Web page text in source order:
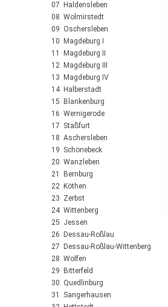
07 Haldensleben
08 Wolmirstedt
09 Oschersleben
10 Magdeburg I
11 Magdeburg II
12 Magdeburg III
13 Magdeburg IV
14 Halberstadt
15 Blankenburg
16 Wernigerode
17 Staßfurt
18 Aschersleben
19 Schönebeck
20 Wanzleben
21 Bernburg
22 Köthen
23 Zerbst
24 Wittenberg
25 Jessen
26 Dessau-Roßlau
27 Dessau-Roßlau-Wittenberg
28 Wolfen
29 Bitterfeld
30 Quedlinburg
31 Sangerhausen